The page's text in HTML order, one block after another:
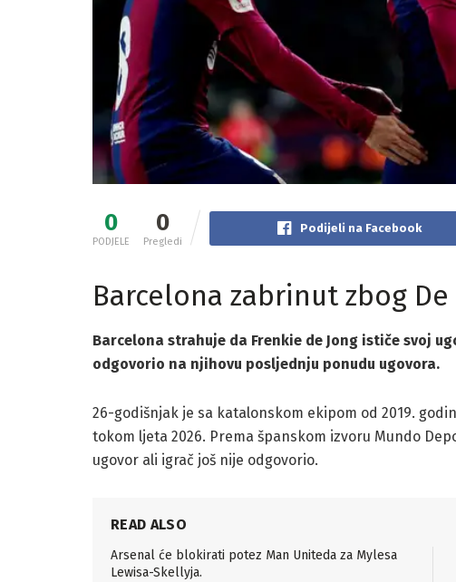
0
PODJELE
0
Pregledi
Podijeli na Facebook
Barcelona zabrinut zbog De
Barcelona strahuje da Frenkie de Jong ističe svoj
odgovorio na njihovu posljednju ponudu ugovora.
26-godišnjak je sa katalonskom ekipom od 2019.
tokom ljeta 2026. Prema španskom izvoru Mundo
ugovor ali igrač još nije odgovorio.
READ ALSO
Arsenal će blokirati potez Man Uniteda za Mylesa
Lewisa-Skellyja.